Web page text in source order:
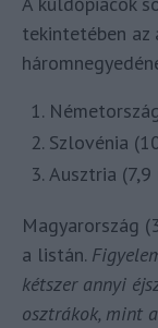
tekintetében az
Szlovénia
Ausztria
Magyarország
a listán.
kétszer annyi
osztrákok, mint